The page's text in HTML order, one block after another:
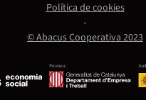
Promou:
© Abacus Cooperativa 2023
Política de cookies